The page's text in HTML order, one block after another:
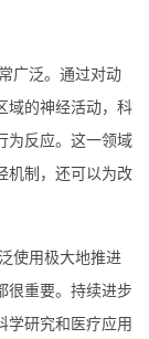
广泛。通过对动
域的神经活动，科
为反应。这一领域
机制，还可以为改
使用极大地推进
很重要。持续进步
学研究和医疗应用